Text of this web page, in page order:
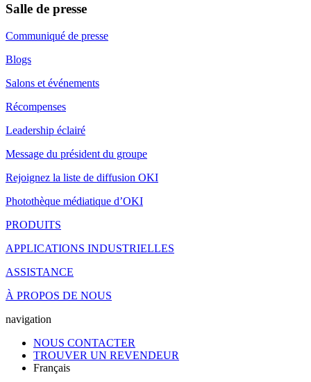
Salle de presse
Communiqué de presse
Blogs
Salons et événements
Récompenses
Leadership éclairé
Message du président du groupe
Rejoignez la liste de diffusion OKI
Photothèque médiatique d’OKI
PRODUITS
APPLICATIONS INDUSTRIELLES
ASSISTANCE
À PROPOS DE NOUS
navigation
NOUS CONTACTER
TROUVER UN REVENDEUR
Français